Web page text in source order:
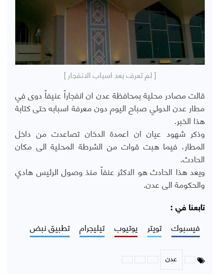
[ لم تعرف بعد اسباب الانفجار ]
قالت مصادر محلية بمحافظة عدن ان انفجاراً عنيفاً دوى في
مطار عدن الدولي صباح اليوم دون معرفة اسبابه حتى كتابة
هذا الخبر.
وذكر شهود عيان ان اعمدة الدخان تصاعدت من داخل
المطار، فيما هبت قوات من الشرطة المحلية الى مكان
الحادث.
ويعد هذا الحادث هو الاكثر عنفاً منذ وصول الرئيس هادي
والحكومة الى عدن.
تابعنا في :
فيسبوك تويتر يوتيوب تيليجرام تطبيق نبض
عدن